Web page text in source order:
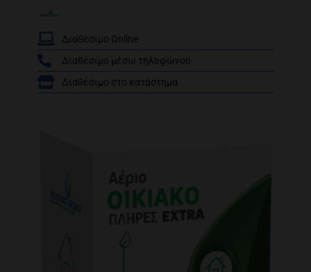
Βαθμολογήθηκε
με5.00από 5
/
Διαθέσιμο Online
Διαθέσιμο μέσω τηλεφώνου
Διαθέσιμο στο κατάστημα